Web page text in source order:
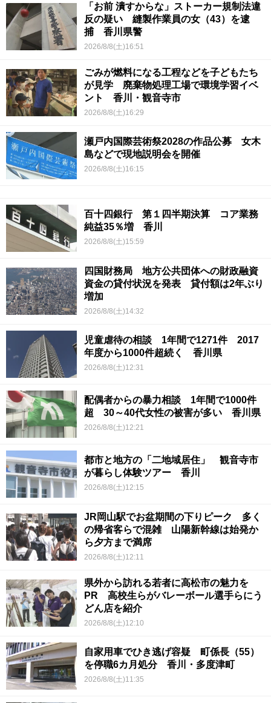
「お前 潰すからな」ストーカー規制法違
反の疑い 縫製作業員の女（43）を逮
捕 香川県警
2026/8/8(土)16:51
ごみが燃料になる工程などを子どもたち
が見学 廃棄物処理工場で環境学習イベ
ント 香川・観音寺市
2026/8/8(土)16:29
瀬戸内国際芸術祭2028の作品公募 女木
島などで現地説明会を開催
2026/8/8(土)16:15
百十四銀行 第１四半期決算 コア業務
純益35％増 香川
2026/8/8(土)15:59
四国財務局 地方公共団体への財政融資
資金の貸付状況を発表 貸付額は2年ぶり
増加
2026/8/8(土)14:32
児童虐待の相談 1年間で1271件 2017
年度から1000件超続く 香川県
2026/8/8(土)12:31
配偶者からの暴力相談 1年間で1000件
超 30～40代女性の被害が多い 香川県
2026/8/8(土)12:21
都市と地方の「二地域居住」 観音寺市
が暮らし体験ツアー 香川
2026/8/8(土)12:15
JR岡山駅でお盆期間の下りピーク 多く
の帰省客らで混雑 山陽新幹線は始発か
ら夕方まで満席
2026/8/8(土)12:11
県外から訪れる若者に高松市の魅力を
PR 高校生らがバレーボール選手らにう
どん店を紹介
2026/8/8(土)12:10
自家用車でひき逃げ容疑 町係長（55）
を停職6カ月処分 香川・多度津町
2026/8/8(土)11:35